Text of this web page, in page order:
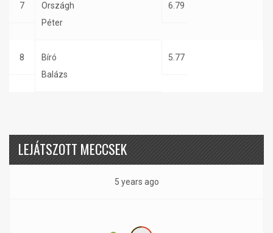
7
Országh
Péter
6.79
8
Bíró
Balázs
5.77
LEJÁTSZOTT MECCSEK
5 years ago